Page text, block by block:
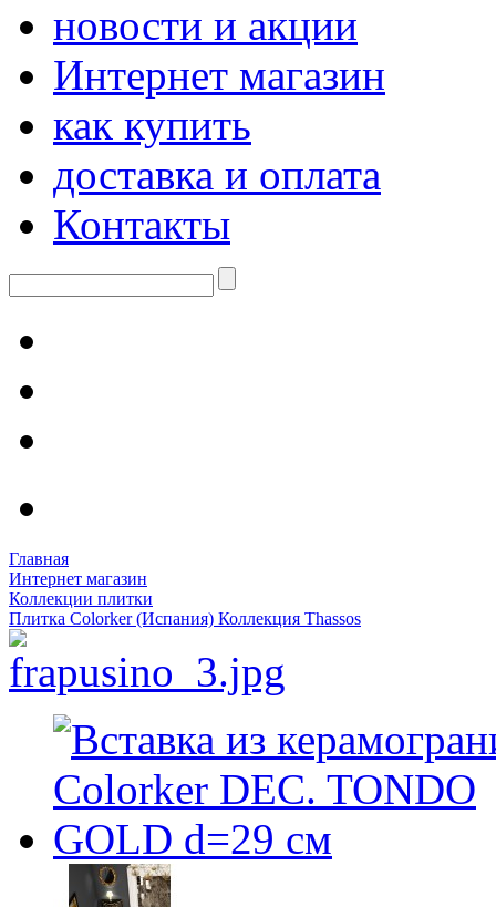
новости и акции
Интернет магазин
как купить
доставка и оплата
Контакты
Главная
Интернет магазин
Коллекции плитки
Плитка Colorker (Испания) Коллекция Thassos